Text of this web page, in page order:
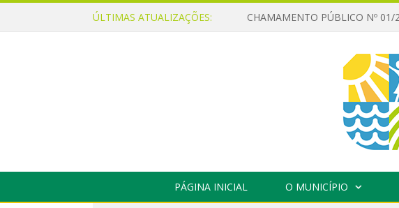
ÚLTIMAS ATUALIZAÇÕES:
PÁGINA INICIAL O MUNICÍPIO